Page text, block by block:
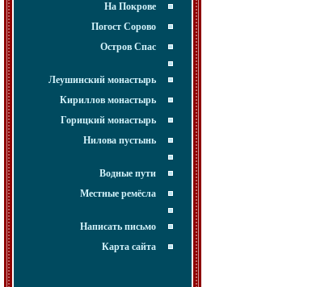
На Покрове
Погост Сорово
Остров Спас
Леушинский монастырь
Кириллов монастырь
Горицкий монастырь
Нилова пустынь
Водные пути
Местные ремёсла
Написать письмо
Карта сайта